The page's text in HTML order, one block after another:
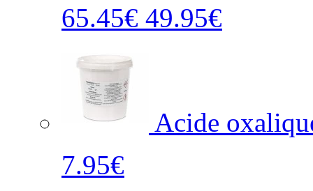
65.45€ 49.95€
Acide
7.95€